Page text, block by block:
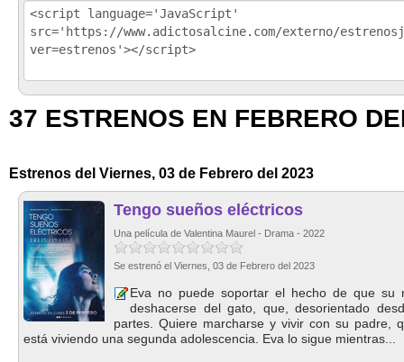
37 ESTRENOS EN FEBRERO
Estrenos del Viernes, 03 de Febrero del 2023
Tengo sueños eléctricos
Una película de Valentina Maurel - Drama - 2022
Se estrenó el Viernes, 03 de Febrero del 2023
Eva no puede soportar el hecho de que su
deshacerse del gato, que, desorientado
partes. Quiere marcharse y vivir con su padre,
está viviendo una segunda adolescencia. Eva lo sigue mientras...